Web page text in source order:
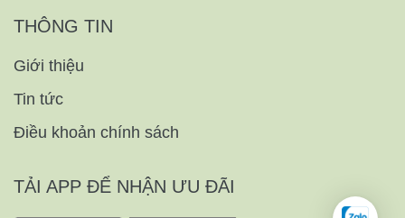
THÔNG TIN
Giới thiệu
Tin tức
Điều khoản chính sách
TẢI APP ĐỂ NHẬN ƯU ĐÃI